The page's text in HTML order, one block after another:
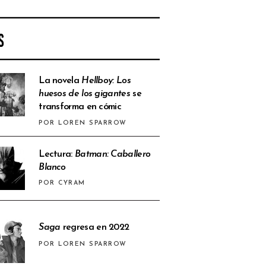
La novela Hellboy: Los
huesos de los gigantesse
transforma en cómic
POR LOREN SPARROW
Lectura: Batman: Caballero
Blanco
POR CYRAM
Saga regresa en 2022
POR LOREN SPARROW